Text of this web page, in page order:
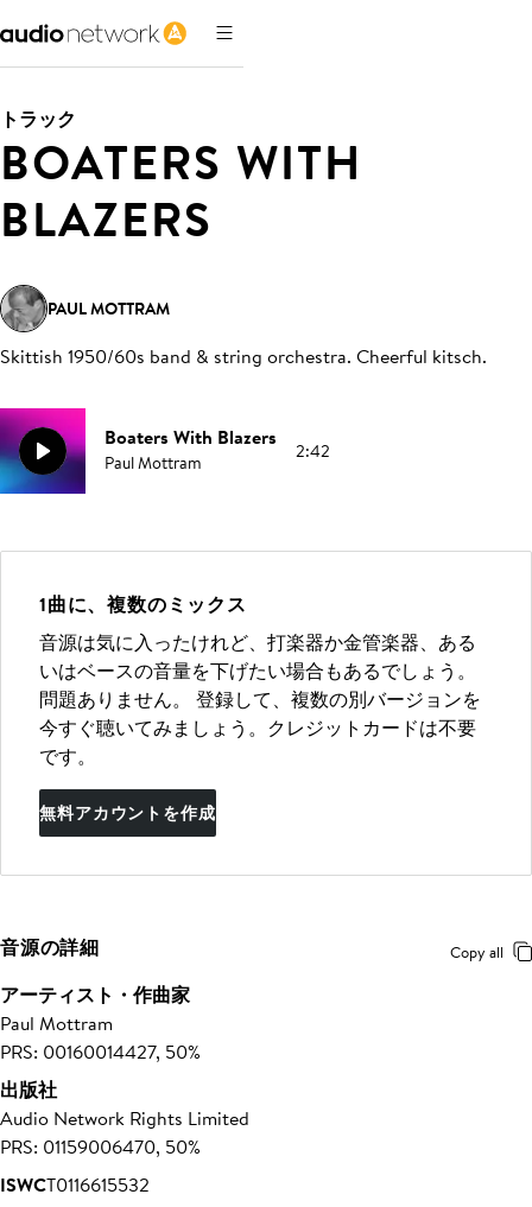
トラック
BOATERS WITH
BLAZERS
PAUL MOTTRAM
Skittish 1950/60s band & string orchestra. Cheerful kitsch.
Boaters With Blazers
Paul Mottram 2:42
1曲に、複数のミックス
音源は気に入ったけれど、打楽器か金管楽器、ある
いはベースの音量を下げたい場合もあるでしょう。
問題ありません。 登録して、複数の別バージョンを
今すぐ聴いてみましょう。クレジットカードは不要
です。
無料アカウントを作成
音源の詳細 Copy all
アーティスト・作曲家
Paul Mottram
PRS: 00160014427, 50%
出版社
Audio Network Rights Limited
PRS: 01159006470, 50%
ISWCT0116615532